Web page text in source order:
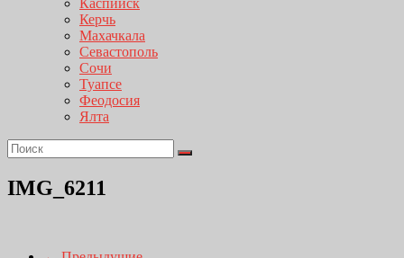
Каспийск
Керчь
Махачкала
Севастополь
Сочи
Туапсе
Феодосия
Ялта
IMG_6211